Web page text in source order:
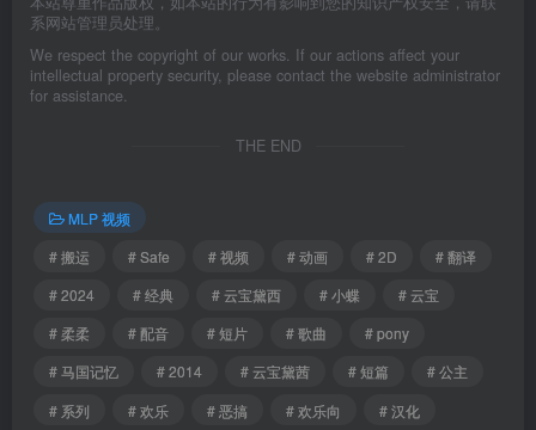
系网站管理员处理。
We respect the copyright of our works. If our actions affect your
intellectual property security, please contact the website administrator
for assistance.
THE END
MLP 视频
# 搬运
# Safe # 视频 # 动画 # 2D
# 翻译
# 2024
# 经典 # 云宝黛西 # 小蝶
# 云宝
# 柔柔
# 配音 # 短片 # 歌曲
# pony
# 马国记忆
# 2014 # 云宝黛茜 # 短篇
# 公主
# 系列
# 欢乐 # 恶搞 # 欢乐向
# 汉化